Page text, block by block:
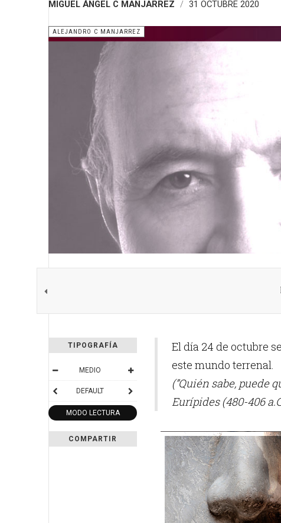
MIGUEL ÁNGEL C MANJARREZ 31 OCTUBRE 2020
ALEJANDRO C MANJARREZ
TIPOGRAFÍA
MEDIO
DEFAULT
MODO LECTURA
COMPARTIR
El día 24 de octubre
este mundo terrenal.
(”Quién sabe, puede
Eurípides (480-406